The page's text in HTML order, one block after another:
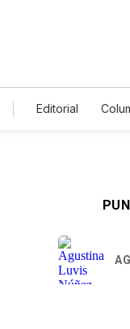
Editorial